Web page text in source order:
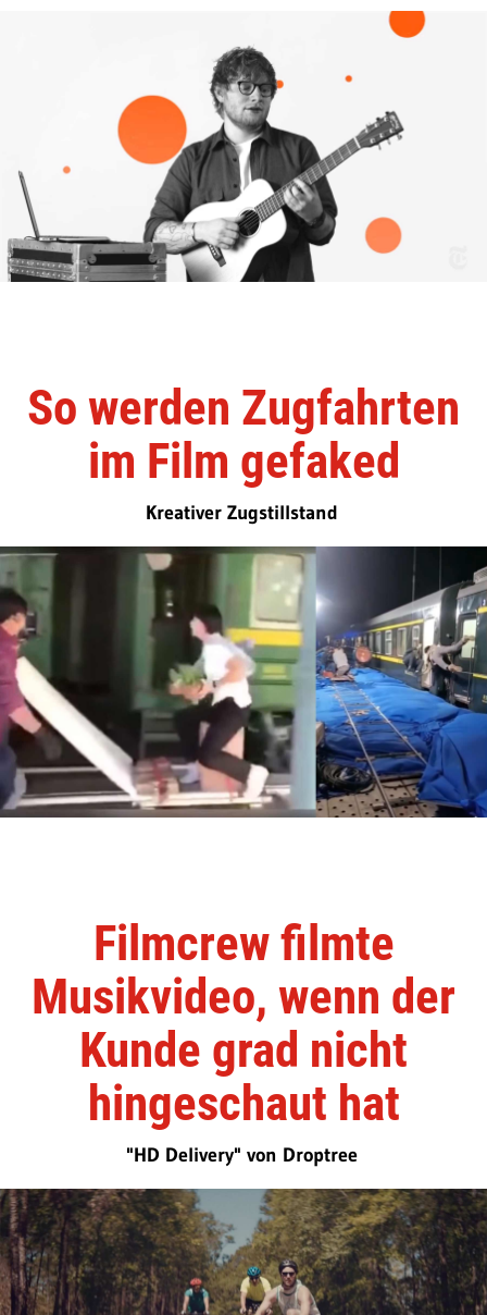
So werden Zugfahrten
im Film gefaked
Kreativer Zugstillstand
Filmcrew filmte
Musikvideo, wenn der
Kunde grad nicht
hingeschaut hat
"HD Delivery" von Droptree